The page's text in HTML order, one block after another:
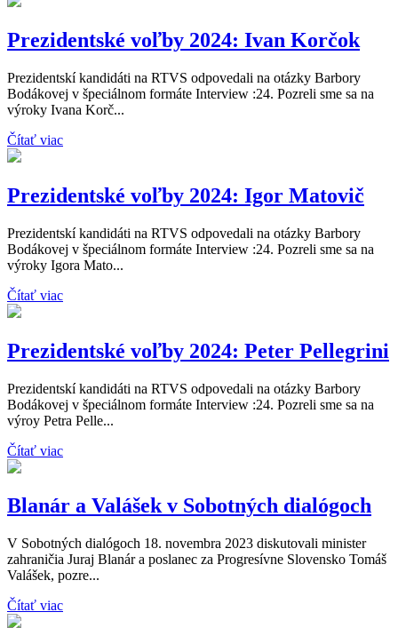
Prezidentské voľby 2024: Ivan Korčok
Prezidentskí kandidáti na RTVS odpovedali na otázky Barbory
Bodákovej v špeciálnom formáte Interview :24. Pozreli sme sa na
výroky Ivana Korč...
Čítať viac
Prezidentské voľby 2024: Igor Matovič
Prezidentskí kandidáti na RTVS odpovedali na otázky Barbory
Bodákovej v špeciálnom formáte Interview :24. Pozreli sme sa na
výroky Igora Mato...
Čítať viac
Prezidentské voľby 2024: Peter Pellegrini
Prezidentskí kandidáti na RTVS odpovedali na otázky Barbory
Bodákovej v špeciálnom formáte Interview :24. Pozreli sme sa na
výroy Petra Pelle...
Čítať viac
Blanár a Valášek v Sobotných dialógoch
V Sobotných dialógoch 18. novembra 2023 diskutovali minister
zahraničia Juraj Blanár a poslanec za Progresívne Slovensko Tomáš
Valášek, pozre...
Čítať viac